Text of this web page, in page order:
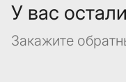
У вас
Закажите